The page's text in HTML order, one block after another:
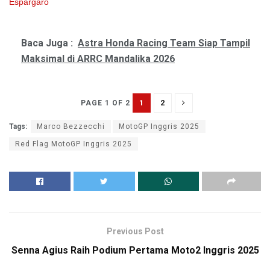
Baca Juga : Astra Honda Racing Team Siap Tampil
Maksimal di ARRC Mandalika 2026
PAGE 1 OF 2 1 2
Tags: Marco Bezzecchi MotoGP Inggris 2025
Red Flag MotoGP Inggris 2025
Previous Post
Senna Agius Raih Podium Pertama Moto2 Inggris 2025